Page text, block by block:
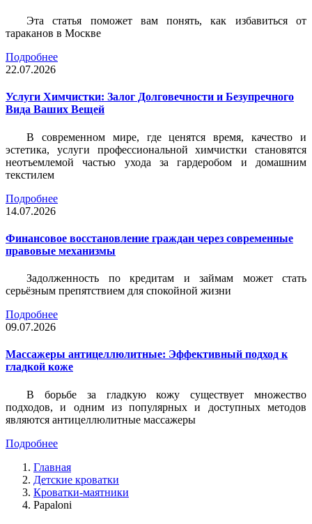
Эта статья поможет вам понять, как избавиться от
тараканов в Москве
Подробнее
22.07.2026
Услуги Химчистки: Залог Долговечности и Безупречного
Вида Ваших Вещей
В современном мире, где ценятся время, качество и
эстетика, услуги профессиональной химчистки становятся
неотъемлемой частью ухода за гардеробом и домашним
текстилем
Подробнее
14.07.2026
Финансовое восстановление граждан через современные
правовые механизмы
Задолженность по кредитам и займам может стать
серьёзным препятствием для спокойной жизни
Подробнее
09.07.2026
Массажеры антицеллюлитные: Эффективный подход к
гладкой коже
В борьбе за гладкую кожу существует множество
подходов, и одним из популярных и доступных методов
являются антицеллюлитные массажеры
Подробнее
Главная
Детские кроватки
Кроватки-маятники
Papaloni